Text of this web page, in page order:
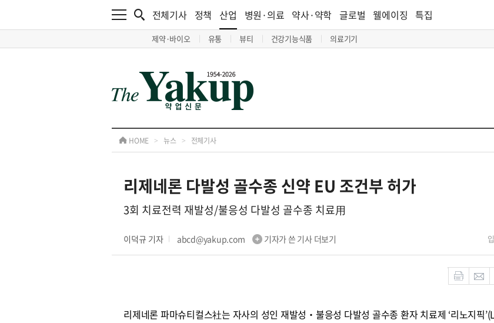
전체기사 정책 산업
제약·바이오 유통 뷰티 건강기능식품 의료기기
병원·의료 약사·약학 글로벌 웰에이징 특집
HOME > 뉴스 > 전체기사
리제네론 다발성 골수종 신약 EU 조건부 허가
3회 치료전력 재발성/불응성 다발성 골수종 치료用
이덕규 기자 abcd@yakup.com 기자가 쓴 기사 더보기
리제네론 파마슈티컬스社는 자사의 성인 재발성‧불응성 다발성 골수종 환자 치료제 ‘리노지픽